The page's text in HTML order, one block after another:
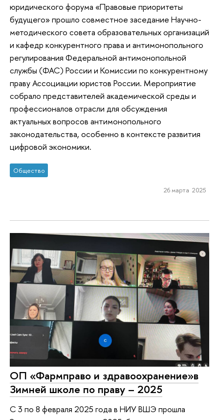
юридического форума «Правовые приоритеты
будущего» прошло совместное заседание Научно-
методического совета образовательных организаций
и кафедр конкурентного права и антимонопольного
регулирования Федеральной антимонопольной
службы (ФАС) России и Комиссии по конкурентному
праву Ассоциации юристов России. Мероприятие
собрало представителей академической среды и
профессионалов отрасли для обсуждения
актуальных вопросов антимонопольного
законодательства, особенно в контексте развития
цифровой экономики.
Общество
26 марта 2025
ОП «Фармправо и здравоохранение»в
Зимней школе по праву – 2025
С 3 по 8 февраля 2025 года в НИУ ВШЭ прошла